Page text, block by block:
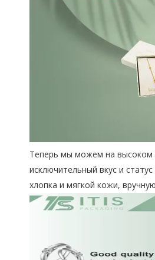
Теперь мы можем на высоком
исключительный вкус и
хлопка и мягкой кожи,